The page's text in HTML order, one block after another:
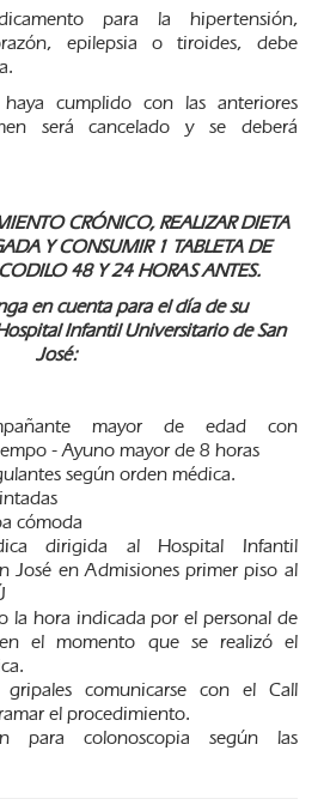
para la hipertensión,
epilepsia o tiroides, debe
cumplido con las anteriores
será cancelado y se deberá
CRÓNICO, REALIZAR DIETA
Y CONSUMIR 1 TABLETA DE
48 Y 24 HORAS ANTES.
en cuenta para el día de su
Infantil Universitario de San
José:
mayor de edad con
- Ayuno mayor de 8 horas
según orden médica.
cómoda
dirigida al Hospital Infantil
José en Admisiones primer piso al
la hora indicada por el personal de
en el momento que se realizó el
comunicarse con el Call
el procedimiento.
para colonoscopia según las